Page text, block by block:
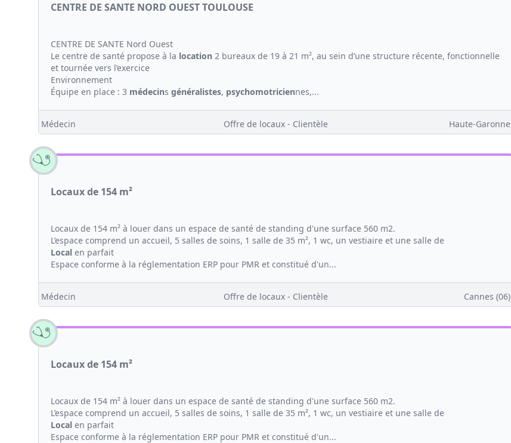
CENTRE DE SANTE NORD OUEST TOULOUSE
CENTRE DE SANTE Nord Ouest
Le centre de santé propose à la location 2 bureaux de 19 à 21 m², au sein d’une structure récente, fonctionnelle
et tournée vers l’exercice
Environnement
Équipe en place : 3 médecins généralistes, psychomotriciennes,...
Médecin Offre de locaux - Clientèle Haute-Garonne
Locaux de 154 m²
Locaux de 154 m² à louer dans un espace de santé de standing d'une surface 560 m2.
L’espace comprend un accueil, 5 salles de soins, 1 salle de 35 m², 1 wc, un vestiaire et une salle de
Local en parfait
Espace conforme à la réglementation ERP pour PMR et constitué d'un...
Médecin Offre de locaux - Clientèle Cannes (06)
Locaux de 154 m²
Locaux de 154 m² à louer dans un espace de santé de standing d'une surface 560 m2.
L’espace comprend un accueil, 5 salles de soins, 1 salle de 35 m², 1 wc, un vestiaire et une salle de
Local en parfait
Espace conforme à la réglementation ERP pour PMR et constitué d'un...